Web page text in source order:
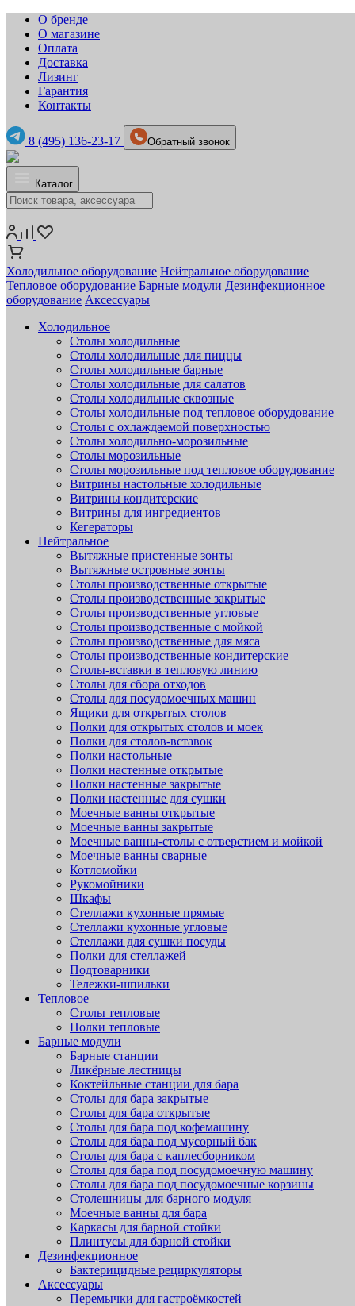
О бренде
О магазине
Оплата
Доставка
Лизинг
Гарантия
Контакты
8 (495) 136-23-17 Обратный звонок
Каталог
Холодильное оборудование Нейтральное оборудование
Тепловое оборудование Барные модули Дезинфекционное
оборудование Аксессуары
Холодильное
Столы холодильные
Столы холодильные для пиццы
Столы холодильные барные
Столы холодильные для салатов
Столы холодильные сквозные
Столы холодильные под тепловое оборудование
Столы с охлаждаемой поверхностью
Столы холодильно-морозильные
Столы морозильные
Столы морозильные под тепловое оборудование
Витрины настольные холодильные
Витрины кондитерские
Витрины для ингредиентов
Кегераторы
Нейтральное
Вытяжные пристенные зонты
Вытяжные островные зонты
Столы производственные открытые
Столы производственные закрытые
Столы производственные угловые
Столы производственные с мойкой
Столы производственные для мяса
Столы производственные кондитерские
Столы-вставки в тепловую линию
Столы для сбора отходов
Столы для посудомоечных машин
Ящики для открытых столов
Полки для открытых столов и моек
Полки для столов-вставок
Полки настольные
Полки настенные открытые
Полки настенные закрытые
Полки настенные для сушки
Моечные ванны открытые
Моечные ванны закрытые
Моечные ванны-столы с отверстием и мойкой
Моечные ванны сварные
Котломойки
Рукомойники
Шкафы
Стеллажи кухонные прямые
Стеллажи кухонные угловые
Стеллажи для сушки посуды
Полки для стеллажей
Подтоварники
Тележки-шпильки
Тепловое
Столы тепловые
Полки тепловые
Барные модули
Барные станции
Ликёрные лестницы
Коктейльные станции для бара
Столы для бара закрытые
Столы для бара открытые
Столы для бара под кофемашину
Столы для бара под мусорный бак
Столы для бара с каплесборником
Столы для бара под посудомоечную машину
Столы для бара под посудомоечные корзины
Столешницы для барного модуля
Моечные ванны для бара
Каркасы для барной стойки
Плинтусы для барной стойки
Дезинфекционное
Бактерицидные рециркуляторы
Аксессуары
Перемычки для гастроёмкостей